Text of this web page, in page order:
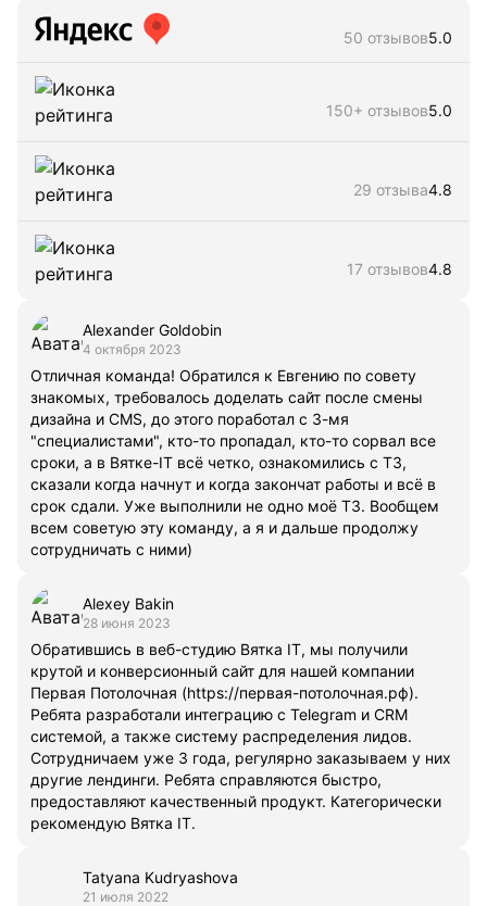
50 отзывов5.0
150+ отзывов5.0
29 отзыва4.8
17 отзывов4.8
Alexander Goldobin
4 октября 2023
Отличная команда! Обратился к Евгению по совету
знакомых, требовалось доделать сайт после смены
дизайна и CMS, до этого поработал с 3-мя
"специалистами", кто-то пропадал, кто-то сорвал все
сроки, а в Вятке-IT всё четко, ознакомились с ТЗ,
сказали когда начнут и когда закончат работы и всё в
срок сдали. Уже выполнили не одно моё ТЗ. Вообщем
всем советую эту команду, а я и дальше продолжу
сотрудничать с ними)
Alexey Bakin
28 июня 2023
Обратившись в веб-студию Вятка IT, мы получили
крутой и конверсионный сайт для нашей компании
Первая Потолочная (https://первая-потолочная.рф).
Ребята разработали интеграцию с Telegram и CRM
системой, а также систему распределения лидов.
Сотрудничаем уже 3 года, регулярно заказываем у них
другие лендинги. Ребята справляются быстро,
предоставляют качественный продукт. Категорически
рекомендую Вятка IT.
Tatyana Kudryashova
21 июля 2022